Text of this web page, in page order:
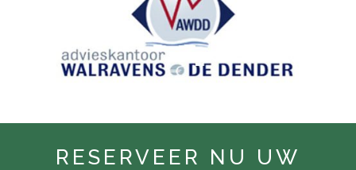
RESERVEER NU UW